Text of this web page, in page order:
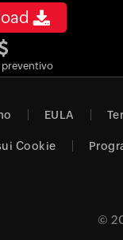
EULA
Cookie
©